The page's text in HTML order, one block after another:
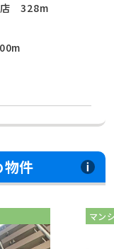
店 328m
物件
マン